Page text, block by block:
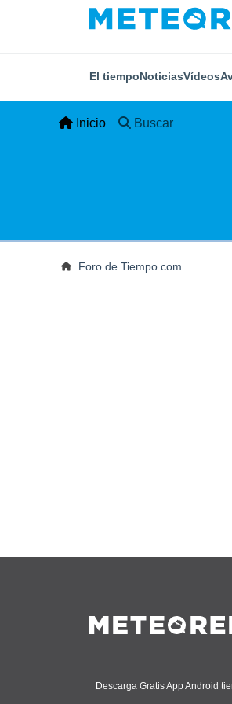
El tiempoNoticiasVídeos
Inicio Buscar
Foro de Tiempo.com
Descarga Gratis App Android